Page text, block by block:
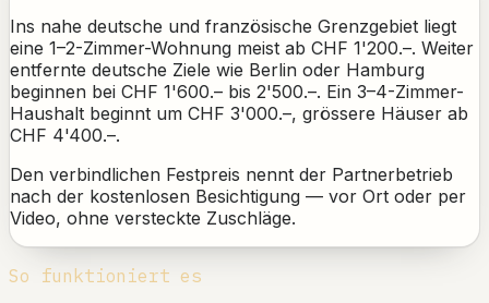
Ins nahe deutsche und französische Grenzgebiet liegt
eine 1–2-Zimmer-Wohnung meist ab CHF 1'200.–. Weiter
entfernte deutsche Ziele wie Berlin oder Hamburg
beginnen bei CHF 1'600.– bis 2'500.–. Ein 3–4-Zimmer-
Haushalt beginnt um CHF 3'000.–, grössere Häuser ab
CHF 4'400.–.
Den verbindlichen Festpreis nennt der Partnerbetrieb
nach der kostenlosen Besichtigung — vor Ort oder per
Video, ohne versteckte Zuschläge.
So funktioniert es